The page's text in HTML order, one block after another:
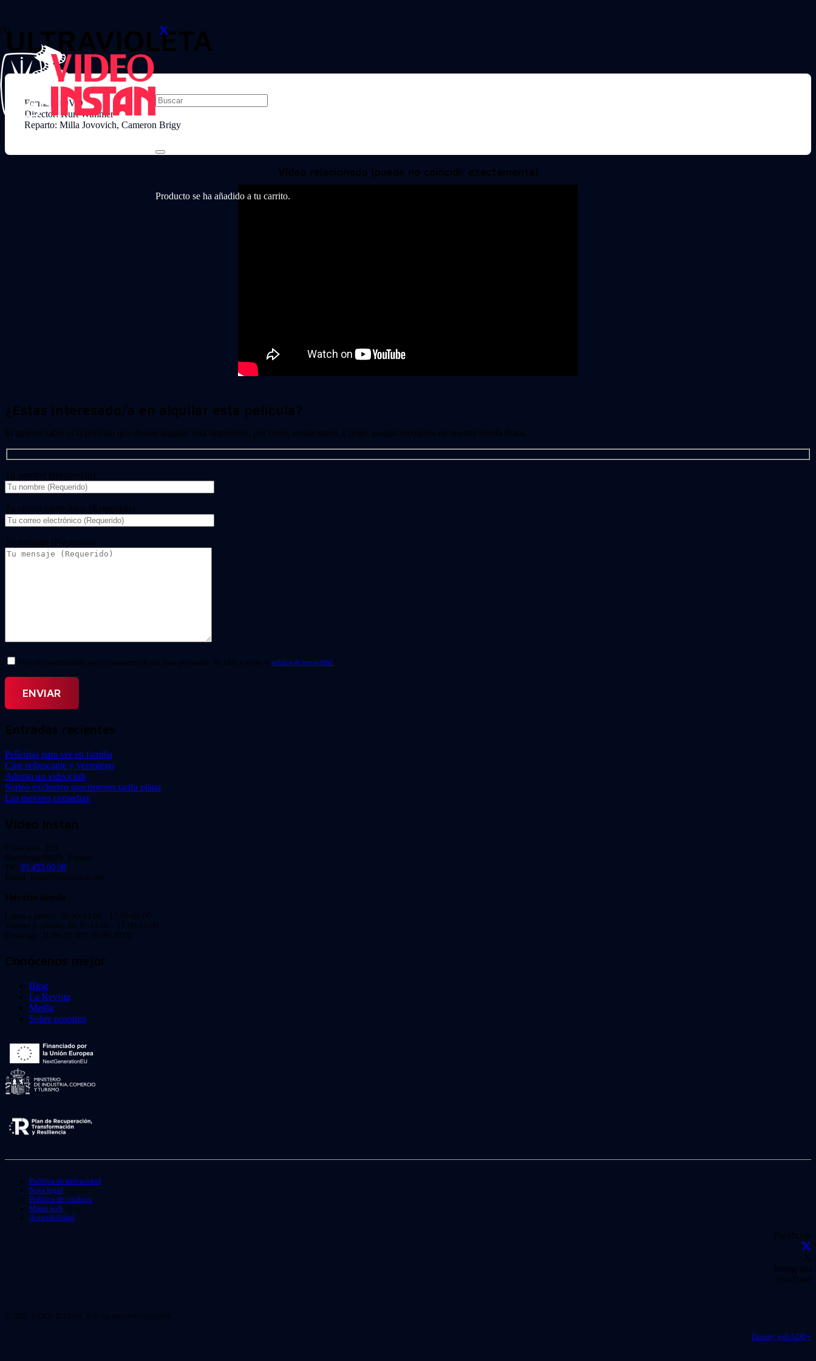
Producto se ha añadido a tu carrito.
ULTRAVIOLETA
Formato: DVD
Director: Kurt Wimmer
Reparto: Milla Jovovich, Cameron Brigy
Video relacionado (puede no coincidir exactamente)
¿Estas interesado/a en alquilar esta película?
Si quieres saber si la película que deseas alquilar está disponible, por favor, contáctanos. Luego, podrás recogerla en nuestra tienda física.
Tu nombre (Requerido)
Tu correo electrónico (Requerido)
Tu mensaje (Necesario)
Doy mi consentimiento para el tratamiento de mis datos personales. He leído y acepto la política de privacidad. *
Entradas recientes
Películas para ver en familia
Cine refrescante y veraniego
Adopta un videoclub
Sorteo exclusivo suscriptores tarifa plana
Las mejores comedias
Video Instan
Viladomat, 239
Barcelona 08029. España.
Tel: 93 453 00 00
Email: info@videoinstan.net
Horario tienda
Lunes a jueves: 10:30-14:00 / 17:00-20:00
Viernes y sábado: 10:30-14:00 / 17:00-21:00
Domingo: 11:00-15:00 / 16:00-20:00
Conócenos mejor
Blog
La Revista
Media
Sobre nosotros
Política de privacidad
Nota legal
Política de cookies
Mapa web
Accesibilidad
Facebook
X
Instagram
YouTube
© 2026. VIDEO INSTAN. Todo los derechos reservados.
Disseny web ADD+